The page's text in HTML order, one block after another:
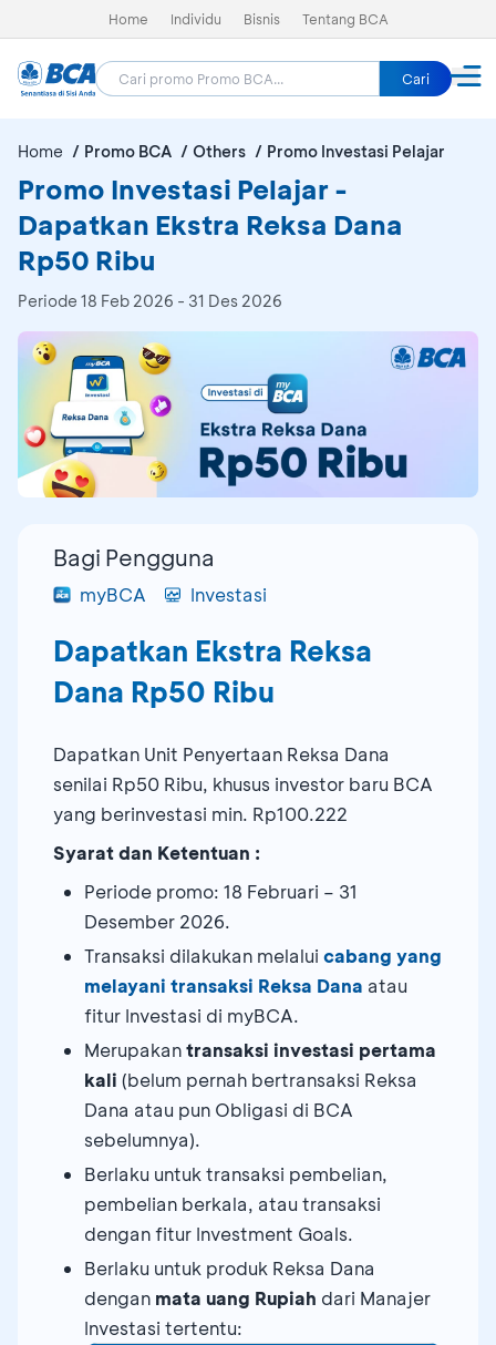
Home Individu Bisnis Tentang BCA
Cari
Home Promo BCA Others Promo Investasi Pelajar
Promo Investasi Pelajar -
Dapatkan Ekstra Reksa Dana
Rp50 Ribu
Periode 18 Feb 2026 - 31 Des 2026
Bagi Pengguna
myBCA Investasi
Dapatkan Ekstra Reksa
Dana Rp50 Ribu
Dapatkan Unit Penyertaan Reksa Dana
senilai Rp50 Ribu, khusus investor baru BCA
yang berinvestasi min. Rp100.222
Syarat dan Ketentuan :
Periode promo: 18 Februari – 31
Desember 2026.
Transaksi dilakukan melalui cabang yang
melayani transaksi Reksa Dana atau
fitur Investasi di myBCA.
Merupakantransaksi investasi pertama
kali (belum pernah bertransaksi Reksa
Dana atau pun Obligasi di BCA
sebelumnya).
Berlaku untuk transaksi pembelian,
pembelian berkala, atau transaksi
dengan fitur Investment Goals.
Berlaku untuk produk Reksa Dana
dengan mata uang Rupiah dari Manajer
Investasi tertentu: